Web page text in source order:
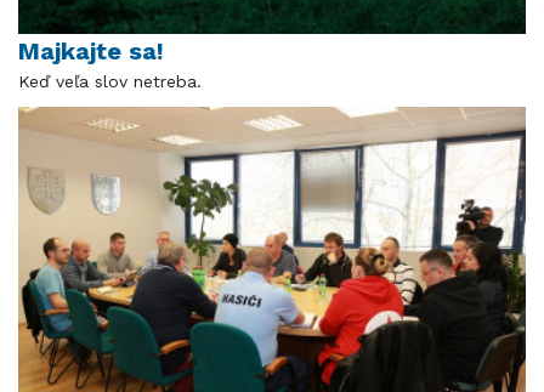
Majkajte sa!
Keď veľa slov netreba.